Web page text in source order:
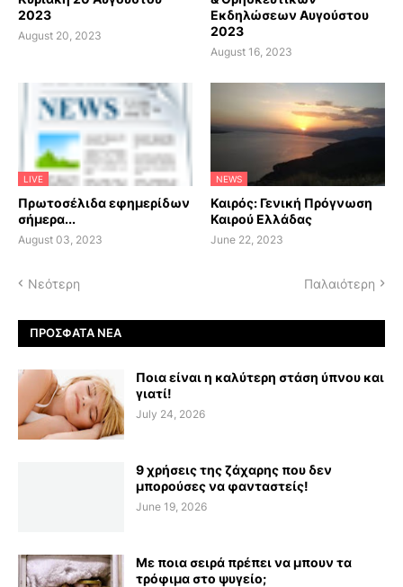
2023
August 20, 2023
Εκδηλώσεων Αυγούστου
2023
August 16, 2023
LIVE
Πρωτοσέλιδα εφημερίδων
σήμερα...
August 03, 2023
NEWS
Καιρός: Γενική Πρόγνωση
Καιρού Ελλάδας
June 22, 2023
Νεότερη Παλαιότερη
ΠΡΌΣΦΑΤΑ ΝΈΑ
Ποια είναι η καλύτερη στάση ύπνου και
γιατί!
July 24, 2026
9 χρήσεις της ζάχαρης που δεν
μπορούσες να φανταστείς!
June 19, 2026
Με ποια σειρά πρέπει να μπουν τα
τρόφιμα στο ψυγείο;